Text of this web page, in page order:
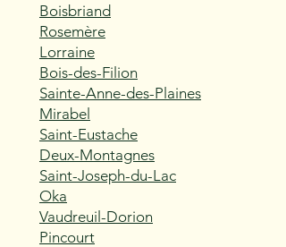
Boisbriand
Rosemère
Lorraine
Bois-des-Filion
Sainte-Anne-des-Plaines
Mirabel
Saint-Eustache
Deux-Montagnes
Saint-Joseph-du-Lac
Oka
Vaudreuil-Dorion
Pincourt